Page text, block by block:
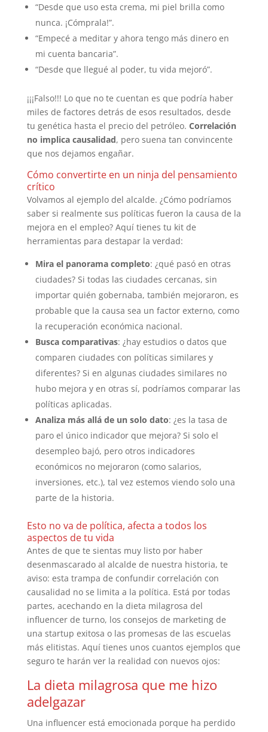
“Desde que uso esta crema, mi piel brilla como
nunca. ¡Cómprala!”.
“Empecé a meditar y ahora tengo más dinero en
mi cuenta bancaria”.
“Desde que llegué al poder, tu vida mejoró”.
¡¡¡Falso!!! Lo que no te cuentan es que podría haber
miles de factores detrás de esos resultados, desde
tu genética hasta el precio del petróleo. Correlación
no implica causalidad, pero suena tan convincente
que nos dejamos engañar.
Cómo convertirte en un ninja del pensamiento
crítico
Volvamos al ejemplo del alcalde. ¿Cómo podríamos
saber si realmente sus políticas fueron la causa de la
mejora en el empleo? Aquí tienes tu kit de
herramientas para destapar la verdad:
Mira el panorama completo: ¿qué pasó en otras
ciudades? Si todas las ciudades cercanas, sin
importar quién gobernaba, también mejoraron, es
probable que la causa sea un factor externo, como
la recuperación económica nacional.
Busca comparativas: ¿hay estudios o datos que
comparen ciudades con políticas similares y
diferentes? Si en algunas ciudades similares no
hubo mejora y en otras sí, podríamos comparar las
políticas aplicadas.
Analiza más allá de un solo dato: ¿es la tasa de
paro el único indicador que mejora? Si solo el
desempleo bajó, pero otros indicadores
económicos no mejoraron (como salarios,
inversiones, etc.), tal vez estemos viendo solo una
parte de la historia.
Esto no va de política, afecta a todos los
aspectos de tu vida
Antes de que te sientas muy listo por haber
desenmascarado al alcalde de nuestra historia, te
aviso: esta trampa de confundir correlación con
causalidad no se limita a la política. Está por todas
partes, acechando en la dieta milagrosa del
influencer de turno, los consejos de marketing de
una startup exitosa o las promesas de las escuelas
más elitistas. Aquí tienes unos cuantos ejemplos que
seguro te harán ver la realidad con nuevos ojos:
La dieta milagrosa que me hizo
adelgazar
Una influencer está emocionada porque ha perdido